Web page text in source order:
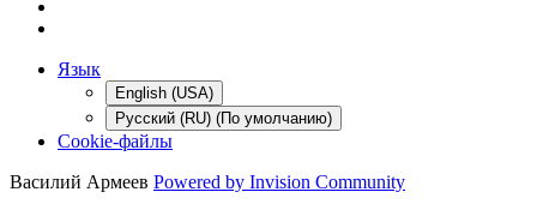
Язык
English (USA)
Русский (RU) (По умолчанию)
Cookie-файлы
Василий Армеев Powered by Invision Community